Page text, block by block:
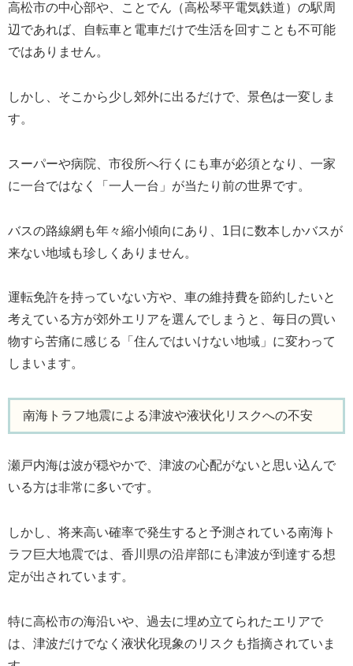
高松市の中心部や、ことでん（高松琴平電気鉄道）の駅周
辺であれば、自転車と電車だけで生活を回すことも不可能
ではありません。
しかし、そこから少し郊外に出るだけで、景色は一変しま
す。
スーパーや病院、市役所へ行くにも車が必須となり、一家
に一台ではなく「一人一台」が当たり前の世界です。
バスの路線網も年々縮小傾向にあり、1日に数本しかバスが
来ない地域も珍しくありません。
運転免許を持っていない方や、車の維持費を節約したいと
考えている方が郊外エリアを選んでしまうと、毎日の買い
物すら苦痛に感じる「住んではいけない地域」に変わって
しまいます。
南海トラフ地震による津波や液状化リスクへの不安
瀬戸内海は波が穏やかで、津波の心配がないと思い込んで
いる方は非常に多いです。
しかし、将来高い確率で発生すると予測されている南海ト
ラフ巨大地震では、香川県の沿岸部にも津波が到達する想
定が出されています。
特に高松市の海沿いや、過去に埋め立てられたエリアで
は、津波だけでなく液状化現象のリスクも指摘されていま